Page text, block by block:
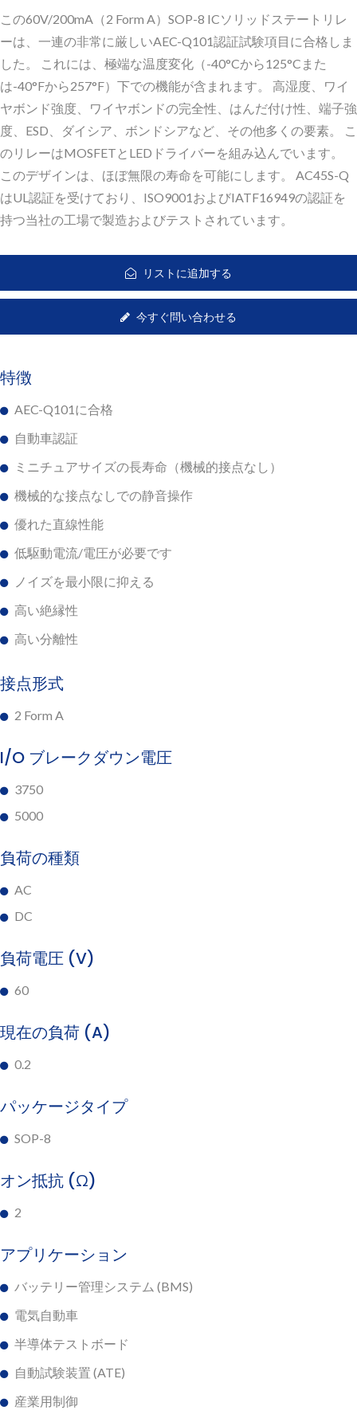
この60V/200mA（2 Form A）SOP-8 ICソリッドステートリレ
ーは、一連の非常に厳しいAEC-Q101認証試験項目に合格しま
した。 これには、極端な温度変化（-40°Cから125°Cまた
は-40°Fから257°F）下での機能が含まれます。 高湿度、ワイ
ヤボンド強度、ワイヤボンドの完全性、はんだ付け性、端子強
度、ESD、ダイシア、ボンドシアなど、その他多くの要素。 こ
のリレーはMOSFETとLEDドライバーを組み込んでいます。
このデザインは、ほぼ無限の寿命を可能にします。 AC45S-Q
はUL認証を受けており、ISO9001およびIATF16949の認証を
持つ当社の工場で製造およびテストされています。
リストに追加する
今すぐ問い合わせる
特徴
AEC-Q101に合格
自動車認証
ミニチュアサイズの長寿命（機械的接点なし）
機械的な接点なしでの静音操作
優れた直線性能
低駆動電流/電圧が必要です
ノイズを最小限に抑える
高い絶縁性
高い分離性
接点形式
2 Form A
I/O ブレークダウン電圧
3750
5000
負荷の種類
AC
DC
負荷電圧 (V)
60
現在の負荷 (A)
0.2
パッケージタイプ
SOP-8
オン抵抗 (Ω)
2
アプリケーション
バッテリー管理システム (BMS)
電気自動車
半導体テストボード
自動試験装置 (ATE)
産業用制御